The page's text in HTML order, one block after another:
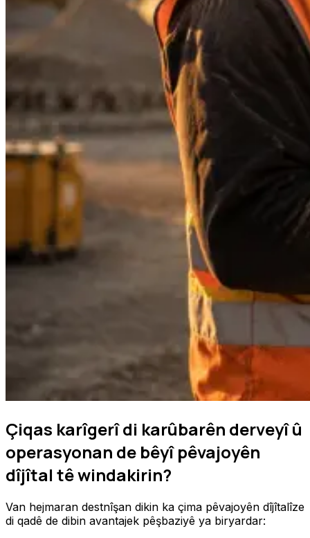
Çiqas karîgerî di karûbarên derveyî û
operasyonan de bêyî pêvajoyên
dîjîtal tê windakirin?
Van hejmaran destnîşan dikin ka çima pêvajoyên dîjîtalîze
di qadê de dibin avantajek pêşbaziyê ya biryardar: